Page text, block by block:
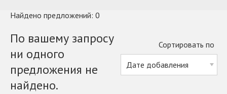
Найдено предложений: 0
Сортировать по
По вашему запросу
ни одного
предложения не
найдено.